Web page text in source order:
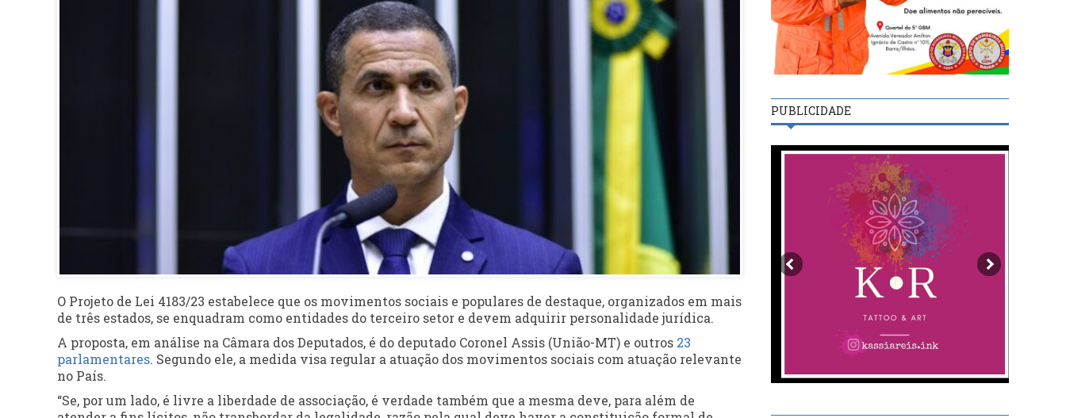
O Projeto de Lei 4183/23 estabelece que os movimentos sociais e populares de destaque, organizados em mais
de três estados, se enquadram como entidades do terceiro setor e devem adquirir personalidade jurídica.
A proposta, em análise na Câmara dos Deputados, é do deputado Coronel Assis (União-MT) e outros 23
parlamentares. Segundo ele, a medida visa regular a atuação dos movimentos sociais com atuação relevante
no País.
“Se, por um lado, é livre a liberdade de associação, é verdade também que a mesma deve, para além de
PUBLICIDADE